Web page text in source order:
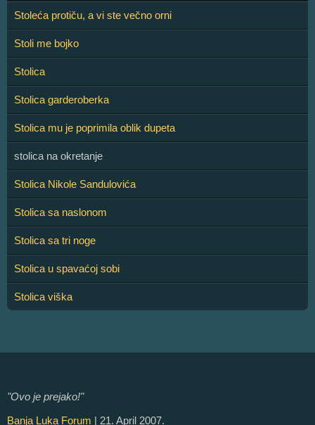
Stoleća protiču, a vi ste večno orni
Stoli me bojko
Stolica
Stolica garderoberka
Stolica mu je poprimila oblik dupeta
stolica na okretanje
Stolica Nikole Sandulovića
Stolica sa naslonom
Stolica sa tri noge
Stolica u spavaćoj sobi
Stolica viška
"Ovo je prejako!"
Banja Luka Forum | 21. April 2007.